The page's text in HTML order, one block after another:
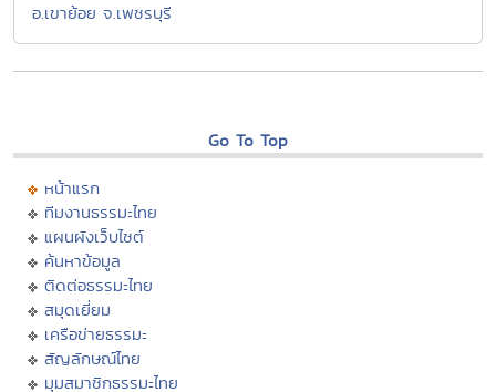
อ.เขาย้อย จ.เพชรบุรี
Go To Top
หน้าแรก
ทีมงานธรรมะไทย
แผนผังเว็บไซต์
ค้นหาข้อมูล
ติดต่อธรรมะไทย
สมุดเยี่ยม
เครือข่ายธรรมะ
สัญลักษณ์ไทย
มุมสมาชิกธรรมะไทย